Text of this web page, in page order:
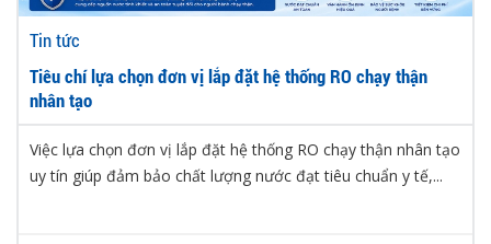
Tin tức
Tiêu chí lựa chọn đơn vị lắp đặt hệ thống RO chạy thận
nhân tạo
Việc lựa chọn đơn vị lắp đặt hệ thống RO chạy thận nhân tạo
uy tín giúp đảm bảo chất lượng nước đạt tiêu chuẩn y tế,...